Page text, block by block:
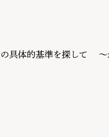
の具体的基準を探して